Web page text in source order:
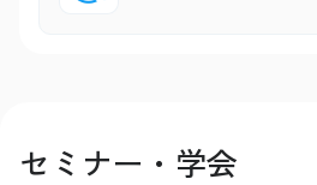
セミナー・学会